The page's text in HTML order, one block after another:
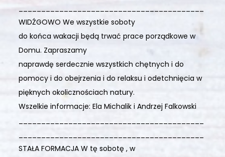
WIDŹGOWO We wszystkie soboty
do końca wakacji będą trwać prace porządkowe w
Domu. Zapraszamy
naprawdę serdecznie wszystkich chętnych i do
pomocy i do obejrzenia i do relaksu i odetchnięcia w
pięknych okolicznościach natury.
Wszelkie informacje: Ela Michalik i Andrzej Falkowski
STAŁA FORMACJA W tę sobotę , w